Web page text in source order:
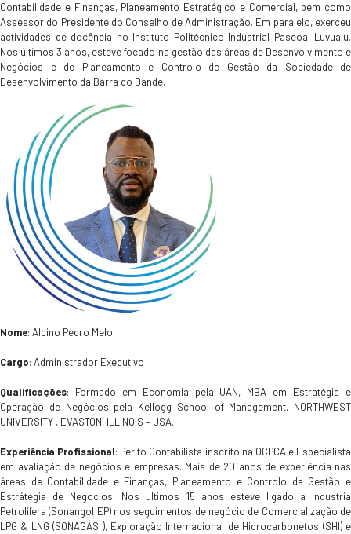
Contabilidade e Finanças, Planeamento Estratégico e Comercial, bem como
Assessor do Presidente do Conselho de Administração. Em paralelo, exerceu
actividades de docência no Instituto Politécnico Industrial Pascoal Luvualu.
Nos últimos 3 anos, esteve focado na gestão das áreas de Desenvolvimento e
Negócios e de Planeamento e Controlo de Gestão da Sociedade de
Desenvolvimento da Barra do Dande.
Nome: Alcino Pedro Melo
Cargo: Administrador Executivo
Qualificações: Formado em Economia pela UAN, MBA em Estratégia e
Operação de Negócios pela Kellogg School of Management, NORTHWEST
UNIVERSITY , EVASTON, ILLINOIS – USA.
Experiência Profissional: Perito Contabilista inscrito na OCPCA e Especialista
em avaliação de negócios e empresas. Mais de 20 anos de experiência nas
áreas de Contabilidade e Finanças, Planeamento e Controlo da Gestão e
Estrátegia de Negocios. Nos ultimos 15 anos esteve ligado a Industria
Petrolífera (Sonangol EP) nos seguimentos de negócio de Comercialização de
LPG & LNG (SONAGÁS ), Exploração Internacional de Hidrocarbonetos (SHI) e